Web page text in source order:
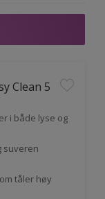
Clean 5
i både lyse og
suveren
tåler høy